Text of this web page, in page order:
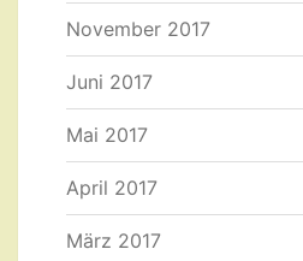
November 2017
Juni 2017
Mai 2017
April 2017
März 2017